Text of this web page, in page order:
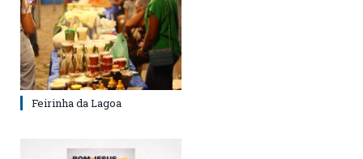
Feirinha da Lagoa